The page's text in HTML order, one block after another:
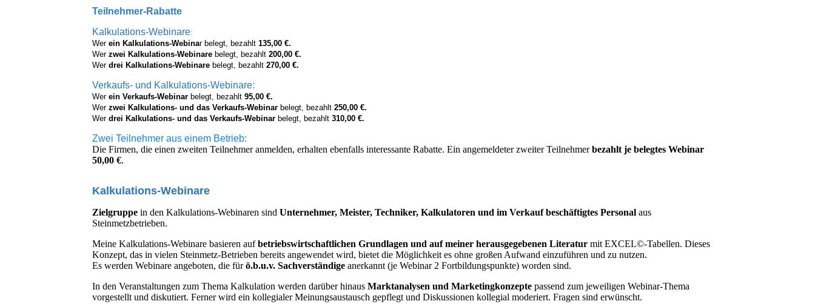
Teilnehmer-Rabatte
Kalkulations-Webinare:
Wer ein Kalkulations-Webinar belegt, bezahlt 135,00 €.
Wer zwei Kalkulations-Webinare belegt, bezahlt 200,00 €.
Wer drei Kalkulations-Webinare belegt, bezahlt 270,00 €.
Verkaufs- und Kalkulations-Webinare:
Wer ein Verkaufs-Webinar belegt, bezahlt 95,00 €.
Wer zwei Kalkulations- und das Verkaufs-Webinar belegt, bezahlt 250,00 €.
Wer drei Kalkulations- und das Verkaufs-Webinar belegt, bezahlt 310,00 €.
Zwei Teilnehmer aus einem Betrieb:
Die Firmen, die einen zweiten Teilnehmer anmelden, erhalten ebenfalls interessante Rabatte. Ein angemeldeter zweiter Teilnehmerbezahlt je belegtes Webinar
50,00 €.
Kalkulations-Webinare
Zielgruppe in den Kalkulations-Webinaren sind Unternehmer, Meister, Techniker, Kalkulatoren und im Verkauf beschäftigtes Personal aus
Steinmetzbetrieben.
Meine Kalkulations-Webinare basieren aufbetriebswirtschaftlichen Grundlagen und auf meiner herausgegebenen Literatur mit EXCEL©-Tabellen. Dieses
Konzept, das in vielen Steinmetz-Betrieben bereits angewendet wird, bietet die Möglichkeit es ohne großen Aufwand einzuführen und zu nutzen.
Es werden Webinare angeboten, die fürö.b.u.v. Sachverständige anerkannt (je Webinar 2 Fortbildungspunkte) worden sind.
In den Veranstaltungen zum Thema Kalkulation werden darüber hinaus Marktanalysen und Marketingkonzepte passend zum jeweiligen Webinar-Thema
vorgestellt und diskutiert. Ferner wird ein kollegialer Meinungsaustausch gepflegt und Diskussionen kollegial moderiert. Fragen sind erwünscht.